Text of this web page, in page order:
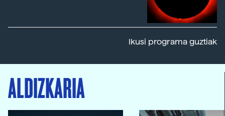
Ikusi programa guztiak
ALDIZKARIA